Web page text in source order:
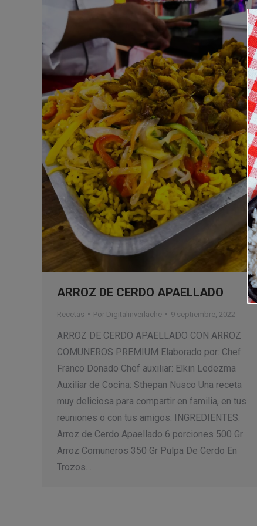
ARROZ DE CERDO APAELLADO
Recetas Por Digitalinverlache 9 septiembre, 2022
ARROZ DE CERDO APAELLADO CON ARROZ
COMUNEROS PREMIUM Elaborado por: Chef
Franco Donado Chef auxiliar: Elkin Ledezma
Auxiliar de Cocina: Sthepan Nusco Una receta
muy deliciosa para compartir en familia, en tus
reuniones o con tus amigos. INGREDIENTES:
Arroz de Cerdo Apaellado 6 porciones 500 Gr
Arroz Comuneros 350 Gr Pulpa De Cerdo En
Trozos…